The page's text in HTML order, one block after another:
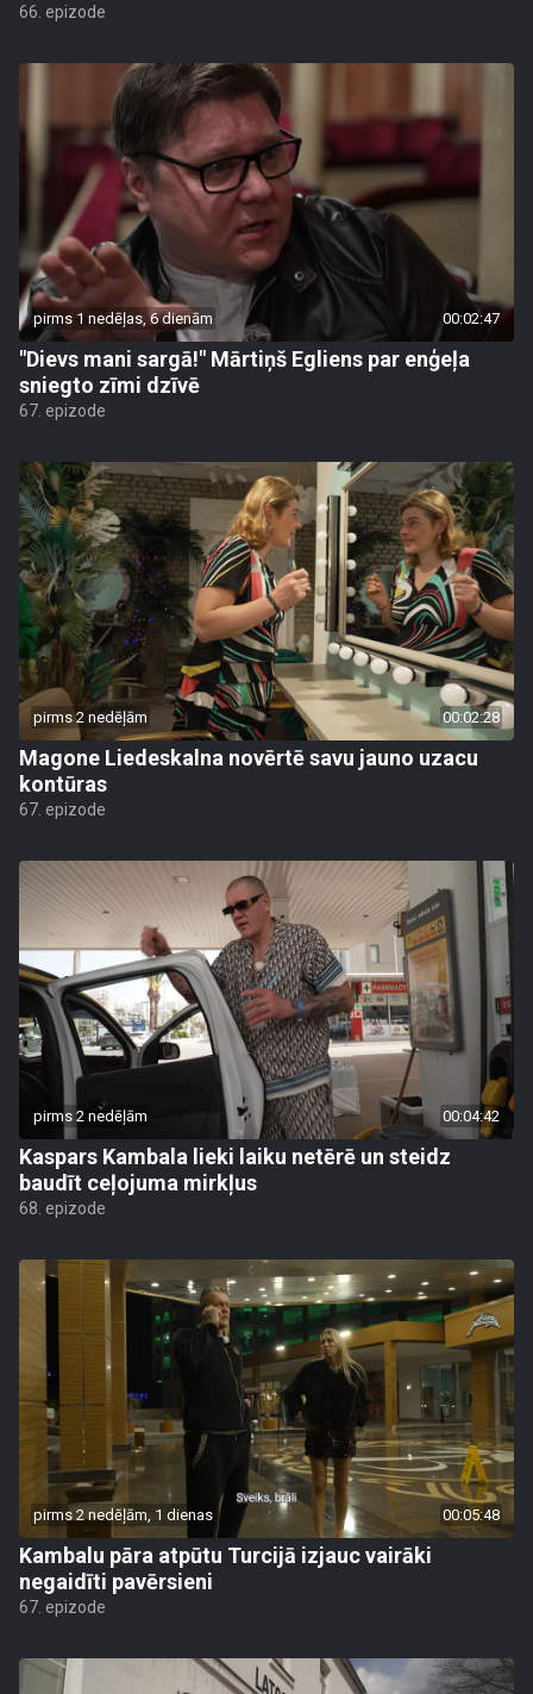
66. epizode
pirms 1 nedēļas, 6 dienām 00:02:47
"Dievs mani sargā!" Mārtiņš Egliens par enģeļa
sniegto zīmi dzīvē
67. epizode
pirms 2 nedēļām 00:02:28
Magone Liedeskalna novērtē savu jauno uzacu
kontūras
67. epizode
pirms 2 nedēļām 00:04:42
Kaspars Kambala lieki laiku netērē un steidz
baudīt ceļojuma mirkļus
68. epizode
pirms 2 nedēļām, 1 dienas 00:05:48
Kambalu pāra atpūtu Turcijā izjauc vairāki
negaidīti pavērsieni
67. epizode